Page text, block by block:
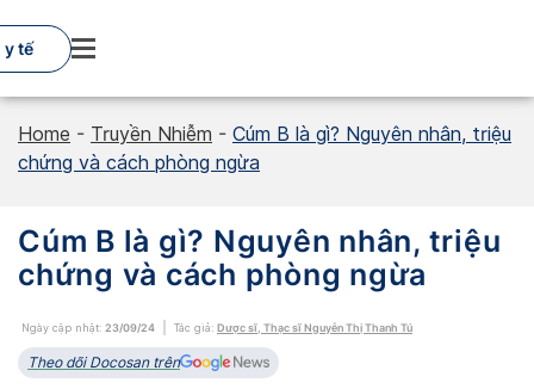
to
content
y tế
Home - Truyền Nhiễm - Cúm B là gì? Nguyên nhân, triệu
chứng và cách phòng ngừa
Cúm B là gì? Nguyên nhân, triệu
chứng và cách phòng ngừa
Ngày cập nhật: 23/09/24 Tác giả: Dược sĩ, Thạc sĩ Nguyễn Thị Thanh Tú
Theo dõi Docosan trên